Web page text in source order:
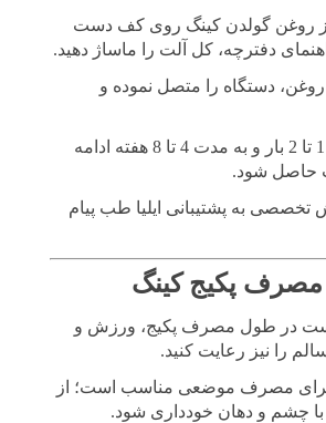
روغن گولدن کینگ روی کف دست
دفترچه، کل آلت را ماساژ دهید.
روغن، دستگاه را متصل نموده و
4. این روند را روزی 1 تا 2 بار و به مدت 4 تا 8 هفته ادامه
حاصل شود.
تخصصی به پشتیبانی ایلیا طب پیام
مصرف پکیج کینگ
در طول مصرف پکیج، ورزش و
را نیز رعایت کنید.
مصرف موضعی مناسب است؛ از
چشم و دهان خودداری شود.